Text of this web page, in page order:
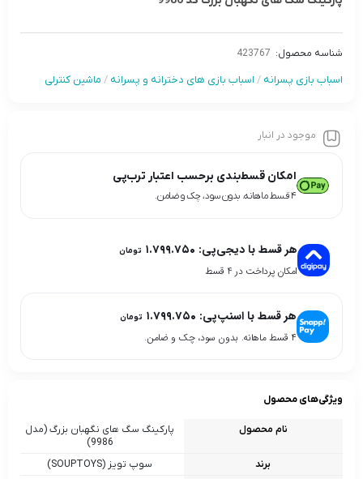
شناسه محصول: 423767
اسباب بازی پسرانه / اسباب بازی های دخترانه و پسرانه / ماشین کنترلی
موجود در انبار
امکان قسط‌بندی برحسب اعتبار ترب‌پی
۴ قسط ماهانه. بدون سود، چک و ضامن.
هر قسط با دیجی‌پی: ۱.۷۹۹.۷۵۰ تومان
امکان پرداخت در 4 قسط
هر قسط با اسنپ‌پی: ۱.۷۹۹.۷۵۰ تومان
۴ قسط ماهانه. بدون سود، چک و ضامن.
ویژگی‌های محصول
نام محصول
پارکینگ سگ‌ های نگهبان بزرگ (مدل
9986)
برند
سوپ‌ تویز (SOUPTOYS)